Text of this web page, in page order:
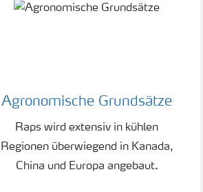
Agronomische Grundsätze
Raps wird extensiv in kühlen
Regionen überwiegend in Kanada,
China und Europa angebaut.